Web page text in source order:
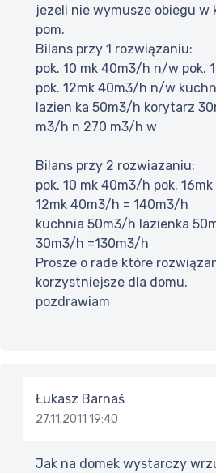
jezeli nie wymusze obiegu w
pom.
Bilans przy 1 rozwiązaniu:
pok. 10 mk 40m3/h n/w pok.
pok. 12mk 40m3/h n/w
lazien ka 50m3/h korytarz
m3/h n 270 m3/h w
Bilans przy 2 rozwiazaniu:
pok. 10 mk 40m3/h pok.
12mk 40m3/h = 140m3/h
kuchnia 50m3/h lazienka
30m3/h =130m3/h
Prosze o rade które
korzystniejsze dla domu.
pozdrawiam
Łukasz Barnaś
27.11.2011 19:40
Jak na domek wystarczy